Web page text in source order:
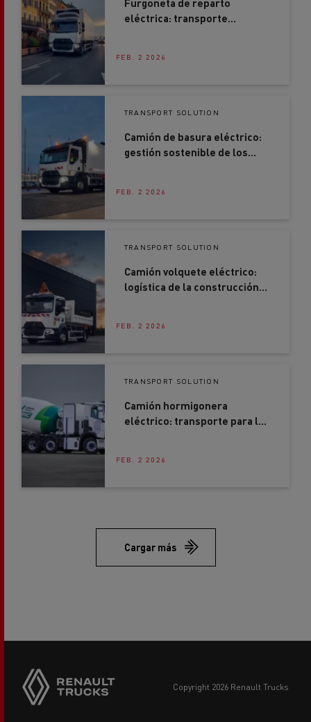
Furgoneta de reparto
eléctrica: transporte
regionales
FEB. 2 2026
TRANSPORT SOLUTION
Camión de basura eléctrico:
gestión sostenible de los
FEB. 2 2026
TRANSPORT SOLUTION
Camión volquete eléctrico:
logística de la construcción
FEB. 2 2026
TRANSPORT SOLUTION
Camión hormigonera
eléctrico: transporte para la
FEB. 2 2026
Cargar más
copyright 2026 Renault Trucks